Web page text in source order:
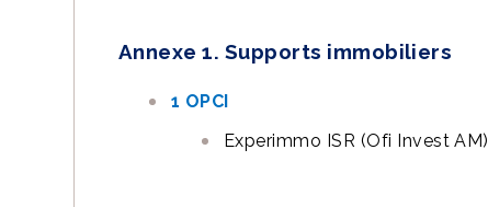
Annexe 1. Supports immobiliers
1 OPCI
Experimmo ISR (Ofi Invest AM)